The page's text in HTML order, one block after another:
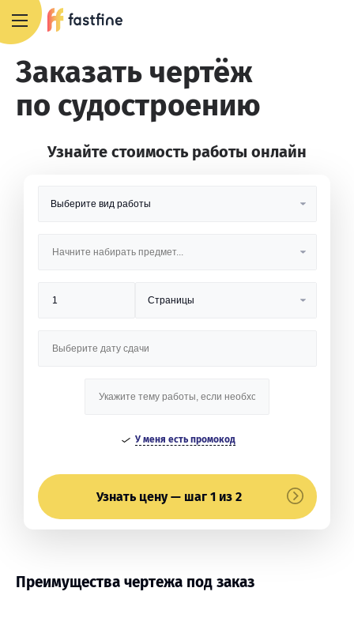
Заказать чертёж
по судостроению
Узнайте стоимость работы онлайн
У меня есть промокод
Узнать цену — шаг 1 из 2
Преимущества чертежа под заказ